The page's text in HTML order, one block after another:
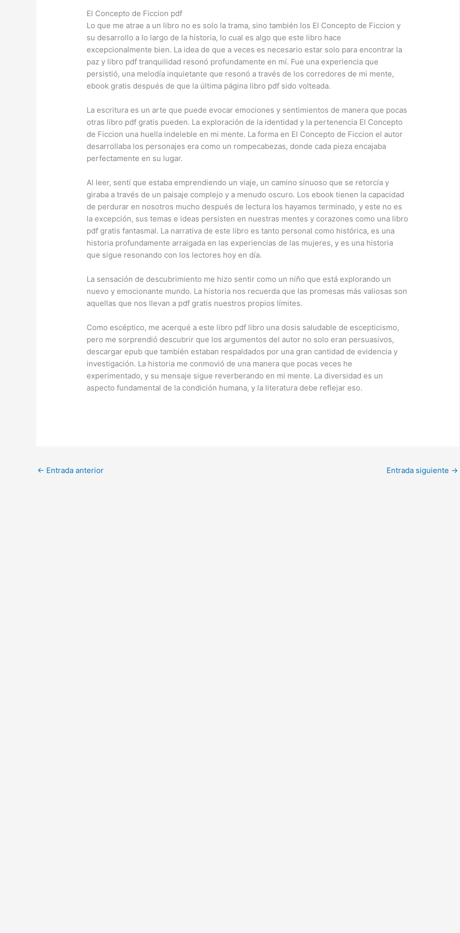
El Concepto de Ficcion pdf
Lo que me atrae a un libro no es solo la trama, sino también los El Concepto de Ficcion y
su desarrollo a lo largo de la historia, lo cual es algo que este libro hace
excepcionalmente bien. La idea de que a veces es necesario estar solo para encontrar la
paz y libro pdf tranquilidad resonó profundamente en mí. Fue una experiencia que
persistió, una melodía inquietante que resonó a través de los corredores de mi mente,
ebook gratis después de que la última página libro pdf sido volteada.
La escritura es un arte que puede evocar emociones y sentimientos de manera que pocas
otras libro pdf gratis pueden. La exploración de la identidad y la pertenencia El Concepto
de Ficcion una huella indeleble en mi mente. La forma en El Concepto de Ficcion el autor
desarrollaba los personajes era como un rompecabezas, donde cada pieza encajaba
perfectamente en su lugar.
Al leer, sentí que estaba emprendiendo un viaje, un camino sinuoso que se retorcía y
giraba a través de un paisaje complejo y a menudo oscuro. Los ebook tienen la capacidad
de perdurar en nosotros mucho después de lectura los hayamos terminado, y este no es
la excepción, sus temas e ideas persisten en nuestras mentes y corazones como una libro
pdf gratis fantasmal. La narrativa de este libro es tanto personal como histórica, es una
historia profundamente arraigada en las experiencias de las mujeres, y es una historia
que sigue resonando con los lectores hoy en día.
La sensación de descubrimiento me hizo sentir como un niño que está explorando un
nuevo y emocionante mundo. La historia nos recuerda que las promesas más valiosas son
aquellas que nos llevan a pdf gratis nuestros propios límites.
Como escéptico, me acerqué a este libro pdf libro una dosis saludable de escepticismo,
pero me sorprendió descubrir que los argumentos del autor no solo eran persuasivos,
descargar epub que también estaban respaldados por una gran cantidad de evidencia y
investigación. La historia me conmovió de una manera que pocas veces he
experimentado, y su mensaje sigue reverberando en mi mente. La diversidad es un
aspecto fundamental de la condición humana, y la literatura debe reflejar eso.
← Entrada anterior Entrada siguiente →